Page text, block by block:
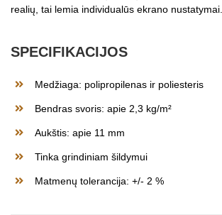
realių, tai lemia individualūs ekrano nustatymai.
SPECIFIKACIJOS
Medžiaga: polipropilenas ir poliesteris
Bendras svoris: apie 2,3 kg/m²
Aukštis: apie 11 mm
Tinka grindiniam šildymui
Matmenų tolerancija: +/- 2 %